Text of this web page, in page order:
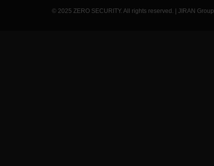
© 2025 ZERO SECURITY. All rights reserved. | JIRAN Group